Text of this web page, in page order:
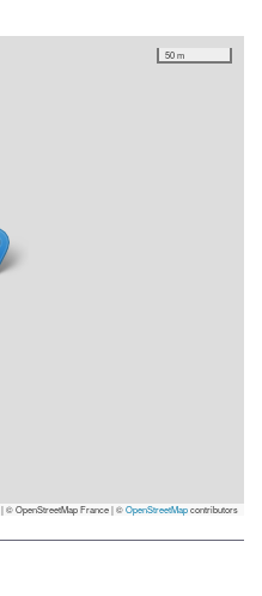
50 m
|© OpenStreetMap France | ©OpenStreetMapcontributors